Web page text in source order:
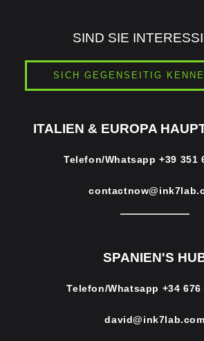
SIND SIE
SICH GEGENSEITIG
ITALIEN & EUROPA
Telefon/Whatsapp+39 351
SPANIEN'S
Telefon/Whatsapp +34 676
david@ink7lab.com